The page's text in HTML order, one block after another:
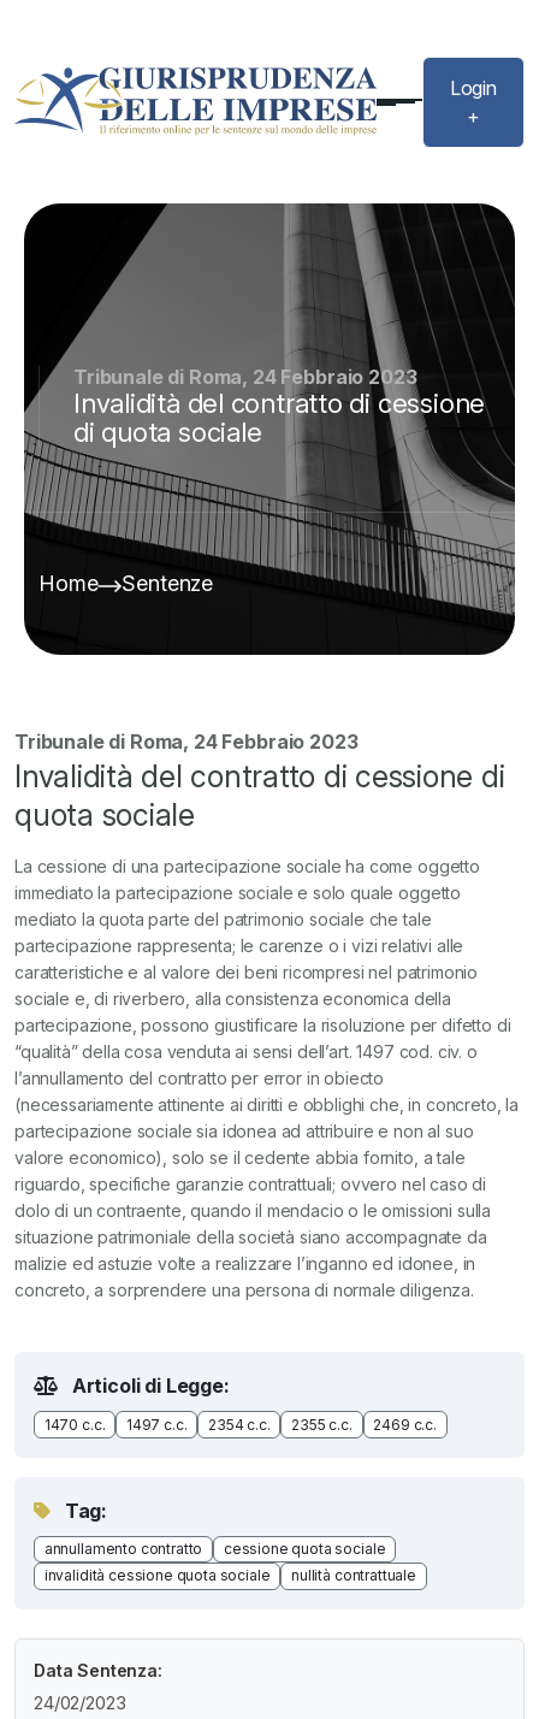
Login
+
Tribunale di Roma, 24 Febbraio 2023
Invalidità del contratto di cessione
di quota sociale
Home Sentenze
Tribunale di Roma, 24 Febbraio 2023
Invalidità del contratto di cessione di
quota sociale
La cessione di una partecipazione sociale ha come oggetto
immediato la partecipazione sociale e solo quale oggetto
mediato la quota parte del patrimonio sociale che tale
partecipazione rappresenta; le carenze o i vizi relativi alle
caratteristiche e al valore dei beni ricompresi nel patrimonio
sociale e, di riverbero, alla consistenza economica della
partecipazione, possono giustificare la risoluzione per difetto di
“qualità” della cosa venduta ai sensi dell’art. 1497 cod. civ. o
l’annullamento del contratto per error in obiecto
(necessariamente attinente ai diritti e obblighi che, in concreto, la
partecipazione sociale sia idonea ad attribuire e non al suo
valore economico), solo se il cedente abbia fornito, a tale
riguardo, specifiche garanzie contrattuali; ovvero nel caso di
dolo di un contraente, quando il mendacio o le omissioni sulla
situazione patrimoniale della società siano accompagnate da
malizie ed astuzie volte a realizzare l’inganno ed idonee, in
concreto, a sorprendere una persona di normale diligenza.
Articoli di Legge:
1470 c.c. 1497 c.c. 2354 c.c. 2355 c.c. 2469 c.c.
Tag:
annullamento contratto
cessione quota sociale
invalidità cessione quota sociale
nullità contrattuale
Data Sentenza:
24/02/2023